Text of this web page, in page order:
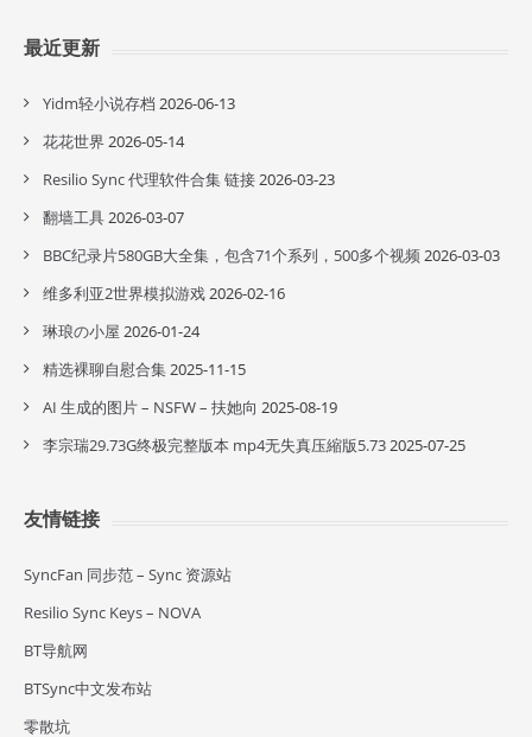
最近更新
Yidm轻小说存档 2026-06-13
花花世界 2026-05-14
Resilio Sync 代理软件合集 链接2026-03-23
翻墙工具2026-03-07
BBC纪录片580GB大全集，包含71个系列，500多个视频2026-03-03
维多利亚2世界模拟游戏2026-02-16
琳琅の小屋 2026-01-24
精选裸聊自慰合集2025-11-15
AI 生成的图片 – NSFW – 扶她向 2025-08-19
李宗瑞29.73G终极完整版本 mp4无失真压縮版5.732025-07-25
友情链接
SyncFan 同步范 – Sync 资源站
Resilio Sync Keys – NOVA
BT导航网
BTSync中文发布站
零散坑